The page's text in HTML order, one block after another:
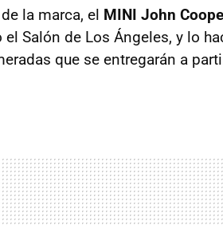
la marca, el MINI John
Salón de Los Ángeles, y lo
que se entregarán a